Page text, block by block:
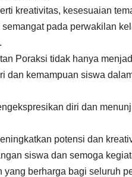
kreativitas, kesesuaian
pada perwakilan
Poraksi tidak hanya
dan kemampuan siswa
diri dan
potensi dan
siswa dan semoga
berharga bagi seluruh